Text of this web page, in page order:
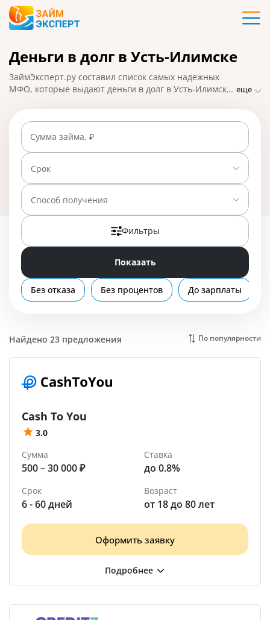
Карты
Кредиты
Ипотека
Займы
Вклады
Бизнес
Деньги в долг в Усть-Илимске
ЗаймЭксперт.ру составил список самых надежных
МФО, которые выдают деньги в долг в Усть-Илимске
подавайте заявку на микрозайм онлайн, взять деньги
можно наличными или на карту, счет, кошелек. На
01.05.2025 вам доступно 23 предложения со ставкой
от 0% в день.
еще
Сумма займа, ₽
Срок
Способ получения
Фильтры
Показать
Без отказа Без процентов До зарплаты
Найдено 23 предложения По популярности
Cash To You
3.0
Сумма
500 – 30 000 ₽
Ставка
до 0.8%
Срок
6 - 60 дней
Возраст
от 18 до 80 лет
Оформить заявку